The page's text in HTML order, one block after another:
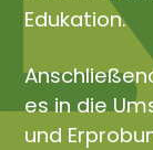
Edukation.
es in die
und